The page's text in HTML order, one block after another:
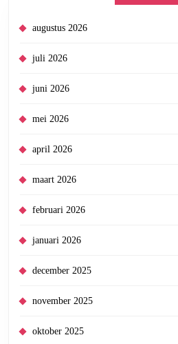
augustus 2026
juli 2026
juni 2026
mei 2026
april 2026
maart 2026
februari 2026
januari 2026
december 2025
november 2025
oktober 2025